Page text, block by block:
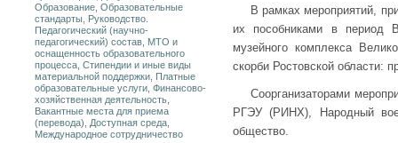
Образование, Образовательные
стандарты, Руководство.
Педагогический (научно-
педагогический) состав, МТО и
оснащенность образовательного
процесса, Стипендии и иные виды
материальной поддержки, Платные
образовательные услуги, Финансово-
хозяйственная деятельность,
Вакантные места для приема
(перевода), Доступная среда,
Международное сотрудничество
В рамках мероприятий,
их пособниками в период
музейного комплекса
скорби Ростовской области:
Соорганизаторами
РГЭУ (РИНХ), Народный
общество.